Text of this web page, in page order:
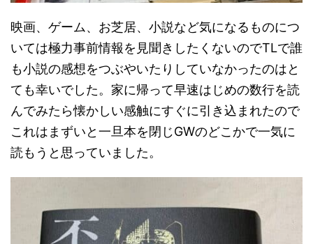
映画、ゲーム、お芝居、小説など気になるものにつ
いては極力事前情報を見聞きしたくないのでTLで誰
も小説の感想をつぶやいたりしていなかったのはと
ても幸いでした。家に帰って早速はじめの数行を読
んでみたら懐かしい感触にすぐに引き込まれたので
これはまずいと一旦本を閉じGWのどこかで一気に
読もうと思っていました。